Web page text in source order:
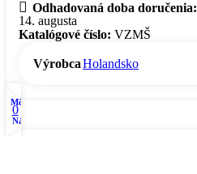
Odhadovaná doba doručenia:
14. augusta
Katalógové číslo: VZMŠ
VýrobcaHolandsko
Môj účet
0
Nákup